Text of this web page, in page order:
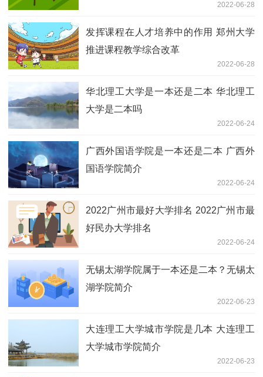
2022-06-28
发挥课程在人才培养中的作用 郑州大学
推进课程教学综合改革
2022-06-28
华北理工大学是一本还是二本 华北理工
大学是二本吗
2022-06-24
广西外国语学院是一本还是二本 广西外
国语学院简介
2022-06-24
2022广州市最好大学排名 2022广州市最
好民办大学排名
2022-06-24
无锡太湖学院属于一本还是二本？无锡太
湖学院简介
2022-06-23
大连理工大学城市学院是几本 大连理工
大学城市学院简介
2022-06-23